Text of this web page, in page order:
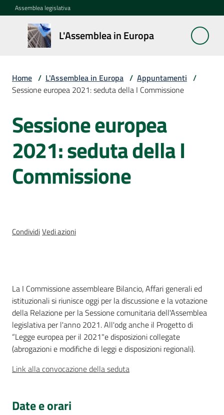
Vai al contenuto
Vai alla navigazione
Vai al footer
Assemblea legislativa
L'Assemblea in Europa
L'Assemblea
in Europa
Cos'è
europea
La
europea
regionale
Sessioni
europee
Assemblea
legislativa
Assemblea
Attività
Home / L'Assemblea in Europa / Appuntamenti /
Sessione europea 2021: seduta della I Commissione
Salta al contenuto
Sessione europea
2021: seduta della I
Commissione
CondividiVedi azioni
Cos'è
La I Commissione assembleare Bilancio, Affari generali ed
istituzionali si riunisce oggi per la discussione e la votazione
della Relazione per la Sessione comunitaria dell'Assemblea
legislativa per l'anno 2021. All'odg anche il Progetto di
“Legge europea per il 2021"e disposizioni collegate
(abrogazioni e modifiche di leggi e disposizioni regionali).
Link alla convocazione della seduta
Date e orari